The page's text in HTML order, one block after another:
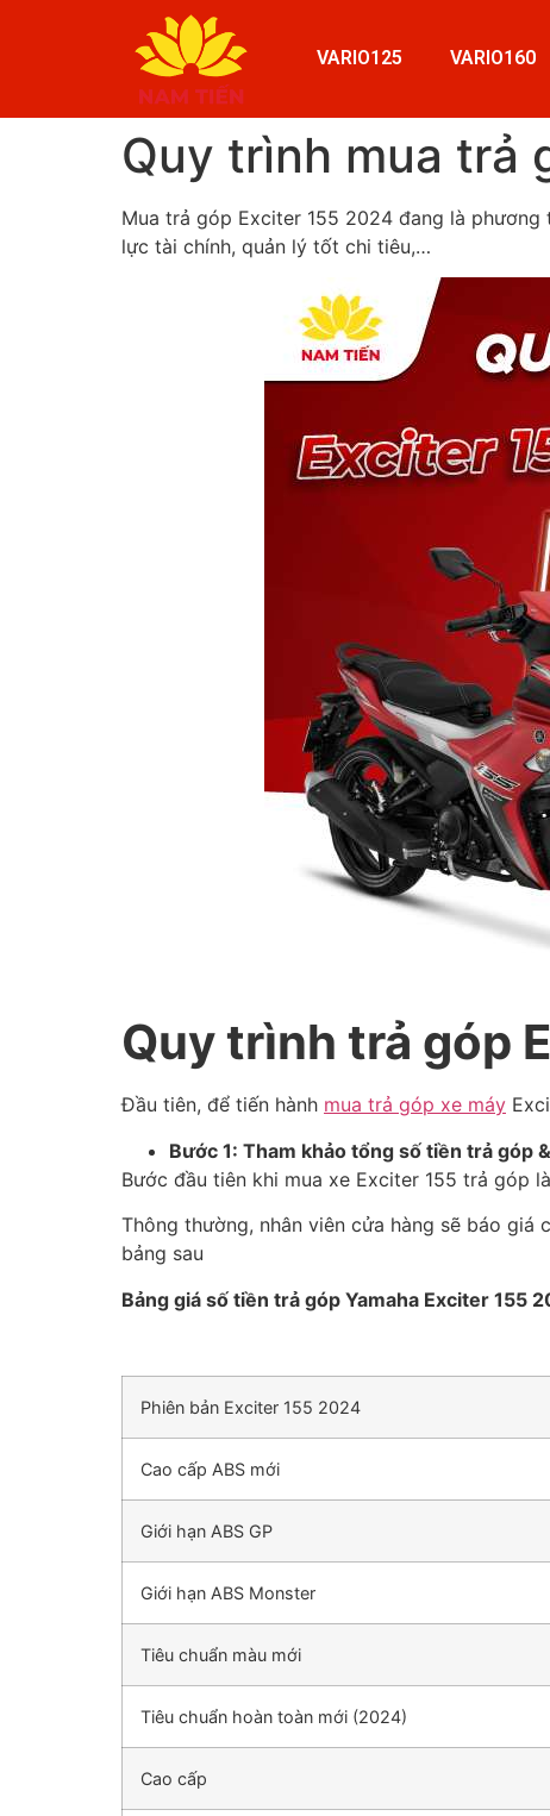
VARIO125 VARIO160
Quy trình mua trả
Mua trả góp Exciter 155 2024 đang là
lực tài chính, quản lý tốt chi tiêu,…
Quy trình trả góp
Đầu tiên, để tiến hành mua trả góp xe máy
Bước 1: Tham khảo tổng số tiền trả góp
Bước đầu tiên khi mua xe Exciter 155 trả góp
Thông thường, nhân viên cửa hàng sẽ báo
bảng sau
Bảng giá số tiền trả góp Yamaha Exciter 155
Phiên bản Exciter 155 2024
Cao cấp ABS mới
Giới hạn ABS GP
Giới hạn ABS Monster
Tiêu chuẩn màu mới
Tiêu chuẩn hoàn toàn mới (2024)
Cao cấp